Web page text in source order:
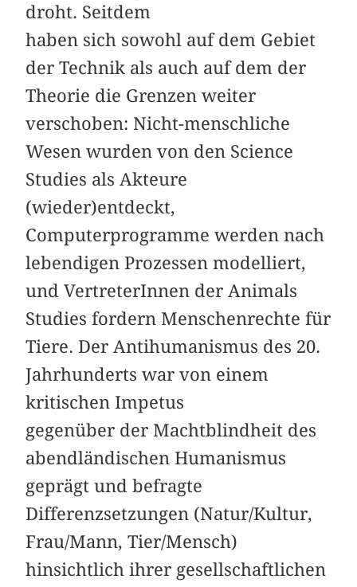
droht. Seitdem
haben sich sowohl auf dem Gebiet
der Technik als auch auf dem der
Theorie die Grenzen weiter
verschoben: Nicht-menschliche
Wesen wurden von den Science
Studies als Akteure
(wieder)entdeckt,
Computerprogramme werden nach
lebendigen Prozessen modelliert,
und VertreterInnen der Animals
Studies fordern Menschenrechte für
Tiere. Der Antihumanismus des 20.
Jahrhunderts war von einem
kritischen Impetus
gegenüber der Machtblindheit des
abendländischen Humanismus
geprägt und befragte
Differenzsetzungen (Natur/Kultur,
Frau/Mann, Tier/Mensch)
hinsichtlich ihrer gesellschaftlichen